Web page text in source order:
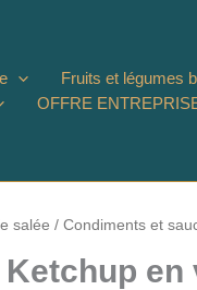
Fruits et légumes
OFFRE
salée / Condiments et
Ketchup en